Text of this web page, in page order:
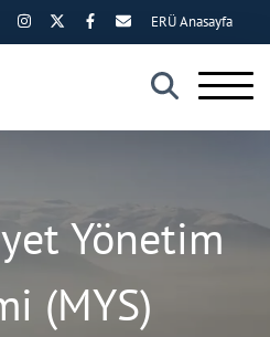
×
ERÜ Anasayfa
Yönetim
(MYS)